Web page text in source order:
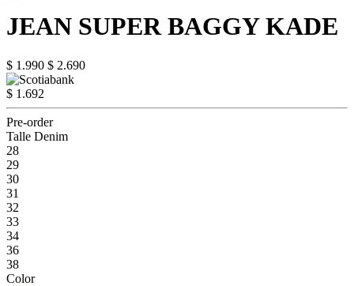
JEAN SUPER BAGGY KADE
$ 1.990 $ 2.690
$ 1.692
Pre-order
Talle Denim
28
29
30
31
32
33
34
36
38
Color